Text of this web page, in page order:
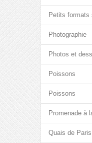
Petits formats
Photographie
Photos et
Poissons
Poissons
Promenade à
Quais de Paris